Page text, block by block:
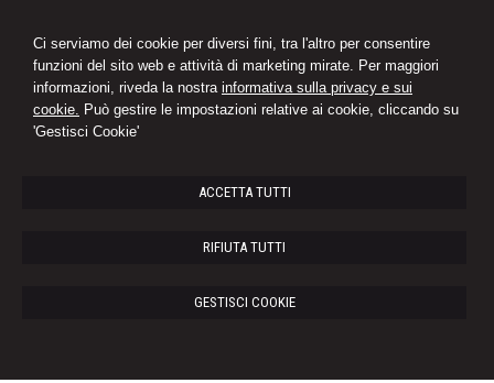
Ci serviamo dei cookie per diversi fini, tra l'altro per consentire
funzioni del sito web e attività di marketing mirate. Per maggiori
informazioni, riveda la nostra informativa sulla privacy e sui
cookie. Può gestire le impostazioni relative ai cookie, cliccando su
'Gestisci Cookie'
ACCETTA TUTTI
RIFIUTA TUTTI
GESTISCI COOKIE